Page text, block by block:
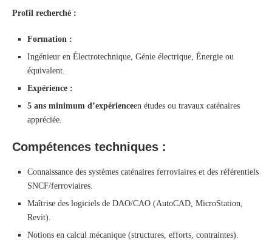
Profil recherché :
Formation :
Ingénieur en Électrotechnique, Génie électrique, Énergie ou
équivalent.
Expérience :
5 ans minimum d’expérienceen études ou travaux caténaires
appréciée.
Compétences techniques :
Connaissance des systèmes caténaires ferroviaires et des référentiels
SNCF/ferroviaires.
Maîtrise des logiciels de DAO/CAO (AutoCAD, MicroStation,
Revit).
Notions en calcul mécanique (structures, efforts, contraintes).